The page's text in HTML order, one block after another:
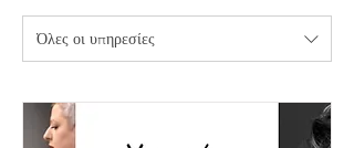
Όλες οι υπηρεσίες